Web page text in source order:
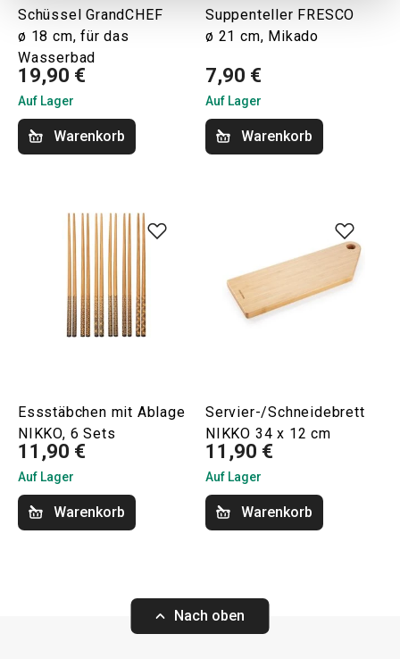
Schüssel GrandCHEF
ø 18 cm, für das
Wasserbad
19,90 €
Auf Lager
Warenkorb
Suppenteller FRESCO
ø 21 cm, Mikado
7,90 €
Auf Lager
Warenkorb
Essstäbchen mit Ablage
NIKKO, 6 Sets
11,90 €
Auf Lager
Warenkorb
Servier-/Schneidebrett
NIKKO 34 x 12 cm
11,90 €
Auf Lager
Warenkorb
Nach oben